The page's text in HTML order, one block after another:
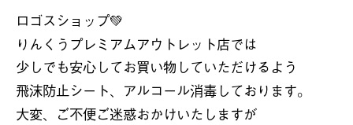
ロゴスショップ💚
りんくうプレミアムアウトレット店では
少しでも安心してお買い物していただけるよう
飛沫防止シート、アルコール消毒しております。
大変、ご不便ご迷惑おかけいたしますが